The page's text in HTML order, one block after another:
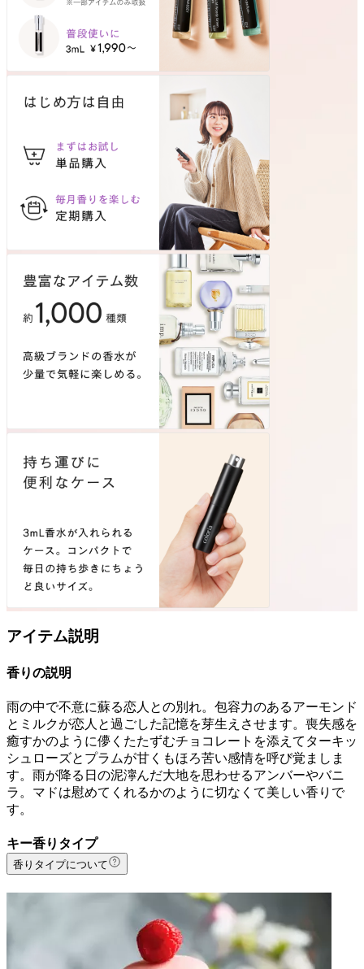
アイテム説明
香りの説明
雨の中で不意に蘇る恋人との別れ。包容力のあるアーモンド
とミルクが恋人と過ごした記憶を芽生えさせます。喪失感を
癒すかのように儚くたたずむチョコレートを添えてターキッ
シュローズとプラムが甘くもほろ苦い感情を呼び覚ましま
す。雨が降る日の泥濘んだ大地を思わせるアンバーやバニ
ラ。マドは慰めてくれるかのように切なくて美しい香りで
す。
キー香りタイプ
香りタイプについて